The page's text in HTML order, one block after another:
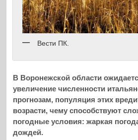
Вести ПК.
В Воронежской области
увеличение численности
прогнозам, популяция этих
возрасти, чему способствуют
погодные условия: жаркая
дождей.